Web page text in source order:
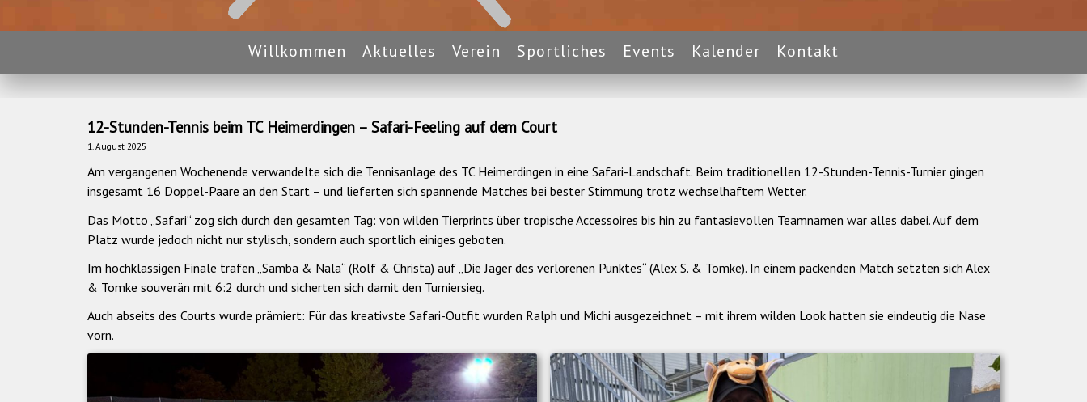
Willkommen Aktuelles Verein Sportliches Events Kalender Kontakt
12-Stunden-Tennis beim TC Heimerdingen – Safari-Feeling auf dem Court
1. August 2025
Am vergangenen Wochenende verwandelte sich die Tennisanlage des TC Heimerdingen in eine Safari-Landschaft. Beim traditionellen 12-Stunden-Tennis-Turnier gingen
insgesamt 16 Doppel-Paare an den Start – und lieferten sich spannende Matches bei bester Stimmung trotz wechselhaftem Wetter.
Das Motto „Safari“ zog sich durch den gesamten Tag: von wilden Tierprints über tropische Accessoires bis hin zu fantasievollen Teamnamen war alles dabei. Auf dem
Platz wurde jedoch nicht nur stylisch, sondern auch sportlich einiges geboten.
Im hochklassigen Finale trafen „Samba & Nala“ (Rolf & Christa) auf „Die Jäger des verlorenen Punktes“ (Alex S. & Tomke). In einem packenden Match setzten sich Alex
& Tomke souverän mit 6:2 durch und sicherten sich damit den Turniersieg.
Auch abseits des Courts wurde prämiert: Für das kreativste Safari-Outfit wurden Ralph und Michi ausgezeichnet – mit ihrem wilden Look hatten sie eindeutig die Nase
vorn.